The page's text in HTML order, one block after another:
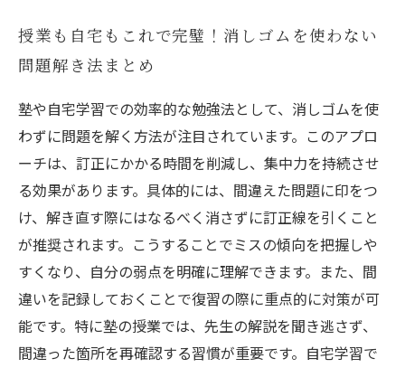
授業も自宅もこれで完璧！消しゴムを使わない
問題解き法まとめ
塾や自宅学習での効率的な勉強法として、消しゴムを使
わずに問題を解く方法が注目されています。このアプロ
ーチは、訂正にかかる時間を削減し、集中力を持続させ
る効果があります。具体的には、間違えた問題に印をつ
け、解き直す際にはなるべく消さずに訂正線を引くこと
が推奨されます。こうすることでミスの傾向を把握しや
すくなり、自分の弱点を明確に理解できます。また、間
違いを記録しておくことで復習の際に重点的に対策が可
能です。特に塾の授業では、先生の解説を聞き逃さず、
間違った箇所を再確認する習慣が重要です。自宅学習で